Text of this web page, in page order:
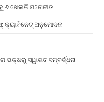
ଖେଳାଳି ମନୋନୀତ
କ୍ୟାବିନେଟ୍ ଅନୁମୋଦନ
ପକ୍ଷରୁ ସ୍ୱାଗତ ସମ୍ବର୍ଦ୍ଧନା